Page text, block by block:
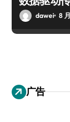
dawei 8
广告